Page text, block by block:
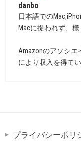
danbo
日本語での
Macに捉われず、
Amazonのアソシエ
により収入を得てい
プライバシーポリ